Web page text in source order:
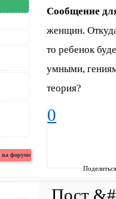
Сообщение
женщин.
то ребенок
умными,
теория?
0